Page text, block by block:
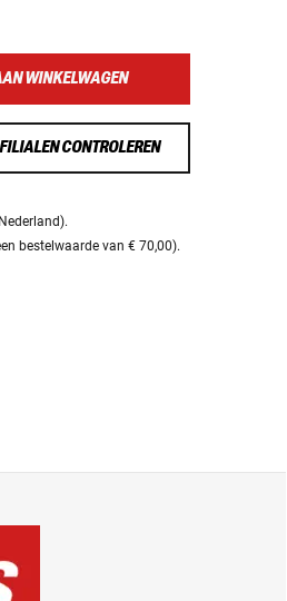
WINKELWAGEN
CONTROLEREN
bestelwaarde van € 70,00).